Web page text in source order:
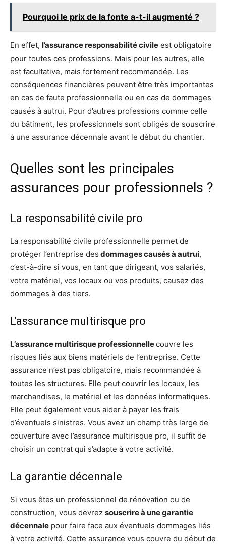
Pourquoi le prix de la fonte a-t-il augmenté ?
En effet, l’assurance responsabilité civile est obligatoire
pour toutes ces professions. Mais pour les autres, elle
est facultative, mais fortement recommandée. Les
conséquences financières peuvent être très importantes
en cas de faute professionnelle ou en cas de dommages
causés à autrui. Pour d’autres professions comme celle
du bâtiment, les professionnels sont obligés de souscrire
à une assurance décennale avant le début du chantier.
Quelles sont les principales
assurances pour professionnels ?
La responsabilité civile pro
La responsabilité civile professionnelle permet de
protéger l’entreprise des dommages causés à autrui,
c’est-à-dire si vous, en tant que dirigeant, vos salariés,
votre matériel, vos locaux ou vos produits, causez des
dommages à des tiers.
L’assurance multirisque pro
L’assurance multirisque professionnellecouvre les
risques liés aux biens matériels de l’entreprise. Cette
assurance n’est pas obligatoire, mais recommandée à
toutes les structures. Elle peut couvrir les locaux, les
marchandises, le matériel et les données informatiques.
Elle peut également vous aider à payer les frais
d’éventuels sinistres. Vous avez un champ très large de
couverture avec l’assurance multirisque pro, il suffit de
choisir un contrat qui s’adapte à votre activité.
La garantie décennale
Si vous êtes un professionnel de rénovation ou de
construction, vous devrez souscrire à une garantie
décennale pour faire face aux éventuels dommages liés
à votre activité. Cette assurance vous couvre du début de